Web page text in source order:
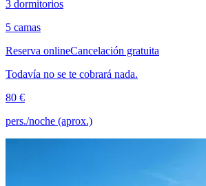
3 dormitorios
5 camas
Reserva onlineCancelación gratuita
Todavía no se te cobrará nada.
80 €
pers./noche (aprox.)